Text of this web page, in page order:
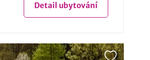
Detail ubytování